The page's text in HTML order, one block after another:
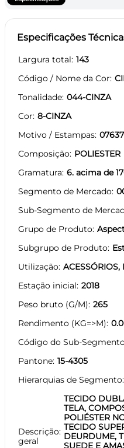
Especificações
Largura total 143
Código / Nome da Cor
Tonalidade 044-CINZA
Cor 8-CINZA
Motivo / Estampas 07637
Composição POLIESTER
Gramatura 6. acima de
Segmento de Mercado
Sub-Segmento de
Grupo de Produto
Subgrupo de Produto
Utilização ACESSÓRIOS,
Estação inicial 2018
Peso bruto (G/M) 265
Rendimento (KG=>M)
Código do Sub-
Pantone 15-4305
Hierarquias de Segmento
Descrição
geral
TECIDO
TELA,
POLIÉSTER
TECIDO
DEURDUME,
SUEDE E